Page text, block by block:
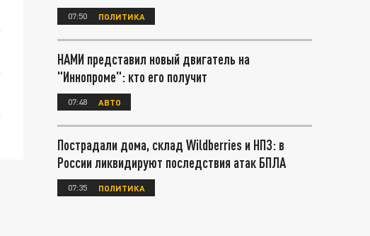
07:50 ПОЛИТИКА
НАМИ представил новый двигатель на
"Иннопроме": кто его получит
07:48 АВТО
Пострадали дома, склад Wildberries и НПЗ: в
России ликвидируют последствия атак БПЛА
07:35 ПОЛИТИКА